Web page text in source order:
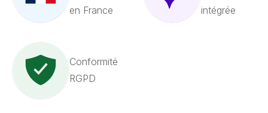
en France
intégrée
Conformité
RGPD